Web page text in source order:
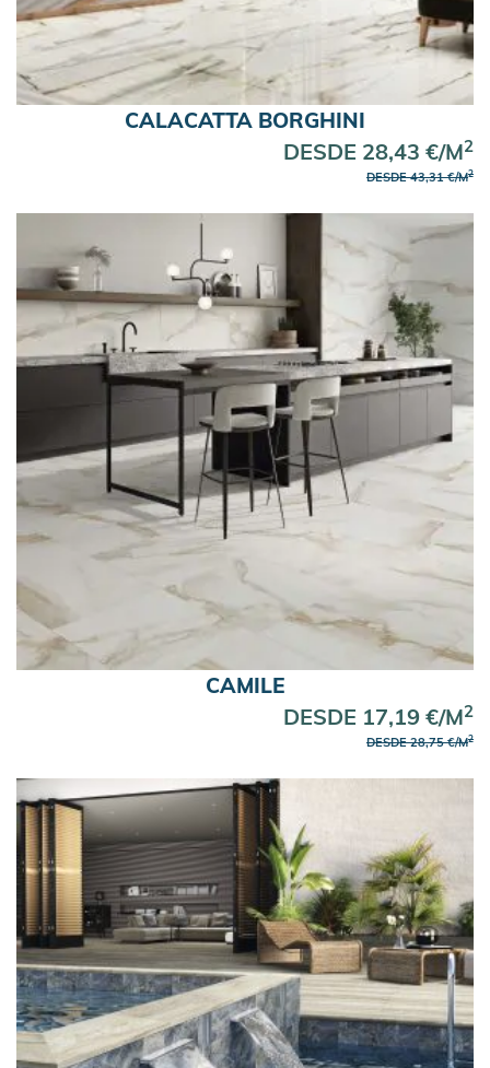
Azulejos 30×60
Azulejos 30×90
Azulejos 120×120
Azulejos 100×100
Azulejos 60×60
Espacio
Suelos para Salón
Revestimiento para Fachadas
Azulejos para Cocina
Azulejos para Baño
Baldosas para Exterior
Color
Azulejos Verdes
Azulejos Azules
Los azulejos más vendidos Enero 2026
CALACATTA BORGHINI
DESDE 28,43 €/M2
DESDE 43,31 €/M2
CAMILE
DESDE 17,19 €/M2
DESDE 28,75 €/M2